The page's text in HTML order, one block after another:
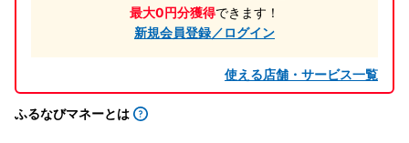
最大0円分獲得できます！
新規会員登録／ログイン
使える店舗・サービス一覧
ふるなびマネーとは